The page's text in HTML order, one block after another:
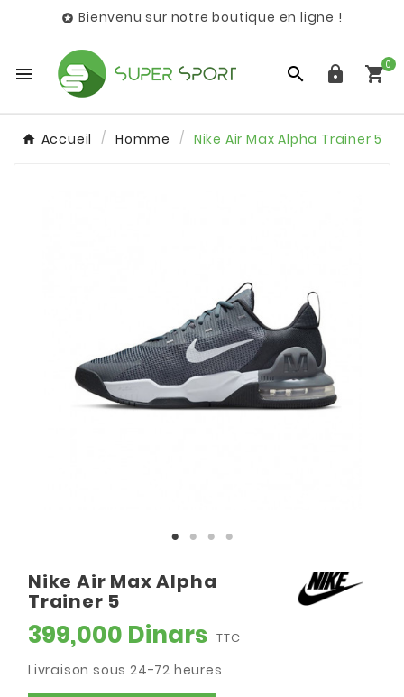
 Bienvenu sur notre boutique en ligne !
   0
Accueil Homme Nike Air Max Alpha Trainer 5
Nike Air Max Alpha
Trainer 5
399,000 Dinars TTC
Livraison sous 24-72 heures